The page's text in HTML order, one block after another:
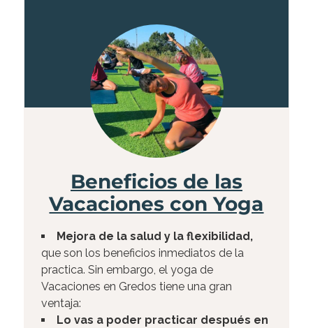
Beneficios de las
Vacaciones con Yoga​
Mejora de la salud y la flexibilidad,
que son los beneficios inmediatos de la
practica. Sin embargo, el yoga de
Vacaciones en Gredos tiene una gran
ventaja:
Lo vas a poder practicar después en